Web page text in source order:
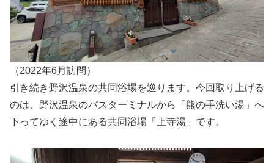
（2022年6月訪問）
引き続き野沢温泉の共同浴場を巡ります。今回取り上げる
のは、野沢温泉のバスターミナルから「熊の手洗い湯」へ
下ってゆく途中にある共同浴場「上寺湯」です。